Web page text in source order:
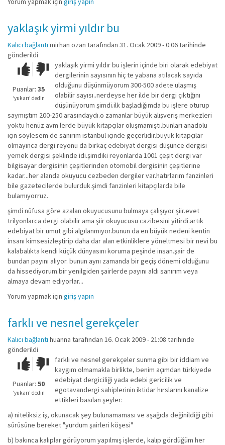
yaklaşık yirmi yıldır bu
Kalıcı bağlantı mirhan ozan tarafından 31. Ocak 2009 - 0:06 tarihinde
gönderildi
Çok iyi!O
kadar
iyi
değil!
Puanlar: 35
‘yukarı’ dedin
yaklaşık yirmi yıldır bu işlerin içinde biri olarak edebiyat
dergilerinin sayısının hiç te yabana atılacak sayıda
olduğunu düşünmüyorum 300-500 adete ulaşmış
olabilir sayısı..nerdeyse her ilde bir dergi çıktığını
düşünüyorum şimdi.ilk başladığımda bu işlere oturup
saymıştım 200-250 arasındaydı.o zamanlar büyük alışveriş merkezleri
yoktu henüz avm lerde büyük kitapçılar oluşmamıştı.bunları anadolu
için söylesem de sanırım istanbul içinde geçerlidir.büyük kitapçılar
olmayınca dergi reyonu da birkaç edebiyat dergisi düşünce dergisi
yemek dergisi şeklinde idi.şimdiki reyonlarda 1001 çeşit dergi var
bilgisayar dergisinin çeşitlerinden otomobil dergisinin çeşitlerine
kadar...her alanda okuyucu cezbeden dergiler var.hatırlarım fanzinleri
bile gazetecilerde bulurduk.şimdi fanzinleri kitapçılarda bile
bulamıyorruz.
şimdi nüfusa göre azalan okuyucusunu bulmaya çalışıyor şiir.evet
trilyonlarca dergi olabilir ama şiir okuyucusu cazibesini yitirdi.artık
edebiyat bir umut gibi algılanmıyor.bunun da en büyük nedeni kentin
insanı kimsesizleştirip daha dar alan etkinliklere yöneltmesi bir nevi bu
kalabalıkta kendi küçük dünyasını koruma peşinde insan.şair de
bundan payını alıyor. bunun aynı zamanda bir geçiş dönemi olduğunu
da hissediyorum.bir yenilgiden şairlerde payını aldı sanırım veya
almaya devam ediyorlar...
Yorum yapmak için giriş yapın
farklı ve nesnel gerekçeler
Kalıcı bağlantı huanna tarafından 16. Ocak 2009 - 21:08 tarihinde
gönderildi
Çok iyi!O
kadar
iyi
değil!
Puanlar: 50
‘yukarı’ dedin
farklı ve nesnel gerekçeler sunma gibi bir iddiam ve
kaygım olmamakla birlikte, benim açımdan türkiyede
edebiyat dergiciliği yada edebi gericilik ve
egotavandergi sahiplerinin iktidar hırslarını kanalize
ettikleri basılan şeyler:
a) niteliksiz iş, okunacak şey bulunamaması ve aşağıda değinildiği gibi
sürüsüne bereket "yurdum şairleri köşesi"
b) bakınca kalıplar görüyorum yapılmış işlerde, kalıp gördüğüm her